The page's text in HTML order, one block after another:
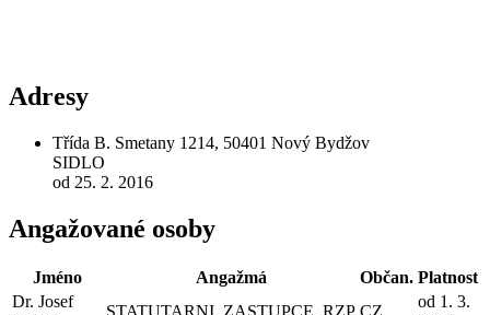
Adresy
Třída B. Smetany 1214, 50401 Nový Bydžov
SIDLO
od 25. 2. 2016
Angažované osoby
Jméno Angažmá Občan. Platnost
Dr. Josef
od 1. 3.